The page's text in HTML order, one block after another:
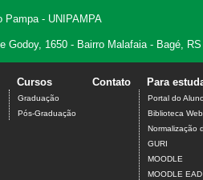
Pampa - UNIPAMPA
Godoy, 1650 - Bairro Malafaia - Bagé,
Cursos
Graduação
Pós-Graduação
Contato Para
Portal do Aluno
Biblioteca Web
Normalização
GURI
MOODLE
MOODLE EAD